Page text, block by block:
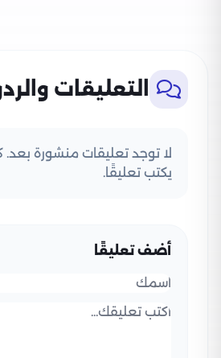
التعليقات
لا توجد تعليقات منشورة
يكتب تعليقًا.
أضف تعليقًا